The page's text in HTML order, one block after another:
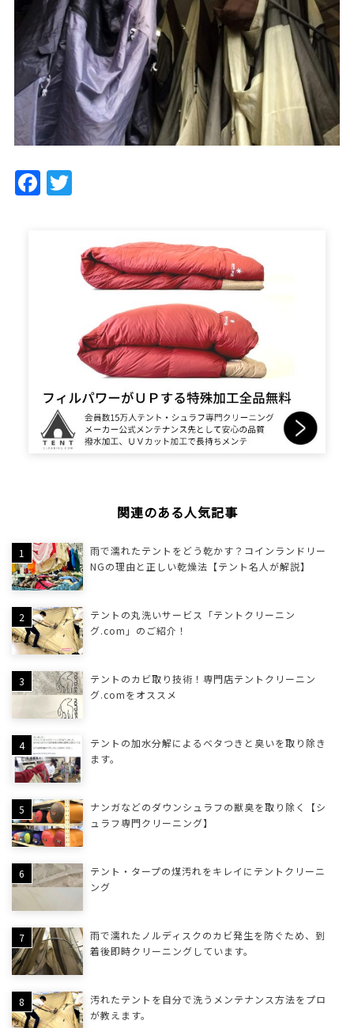
Facebook
関連のある人気記事
雨で濡れたテントをどう乾かす？コインランドリー
NGの理由と正しい乾燥法【テント名人が解説】
テントの丸洗いサービス「テントクリーニン
グ.com」のご紹介！
テントのカビ取り技術！専門店テントクリーニン
グ.comをオススメ
テントの加水分解によるベタつきと臭いを取り除き
ます。
ナンガなどのダウンシュラフの獣臭を取り除く【シ
ュラフ専門クリーニング】
テント・タープの煤汚れをキレイにテントクリーニ
ング
雨で濡れたノルディスクのカビ発生を防ぐため、到
着後即時クリーニングしています。
汚れたテントを自分で洗うメンテナンス方法をプロ
が教えます。